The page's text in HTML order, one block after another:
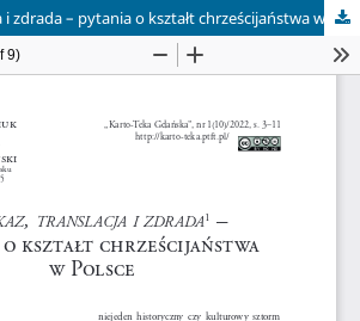
Przekaz, translacja i zdrada – pytania o kształt chrześcijaństwa w Polsce